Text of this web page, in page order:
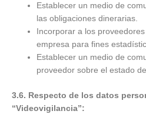
Establecer un medio de
las obligaciones dinerarias.
Incorporar a los
empresa para fines
Establecer un medio de
proveedor sobre el estado
3.6. Respecto de los datos
“Videovigilancia”: